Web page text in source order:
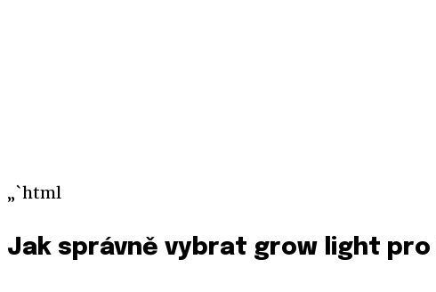
„`html
Jak správně vybrat grow light